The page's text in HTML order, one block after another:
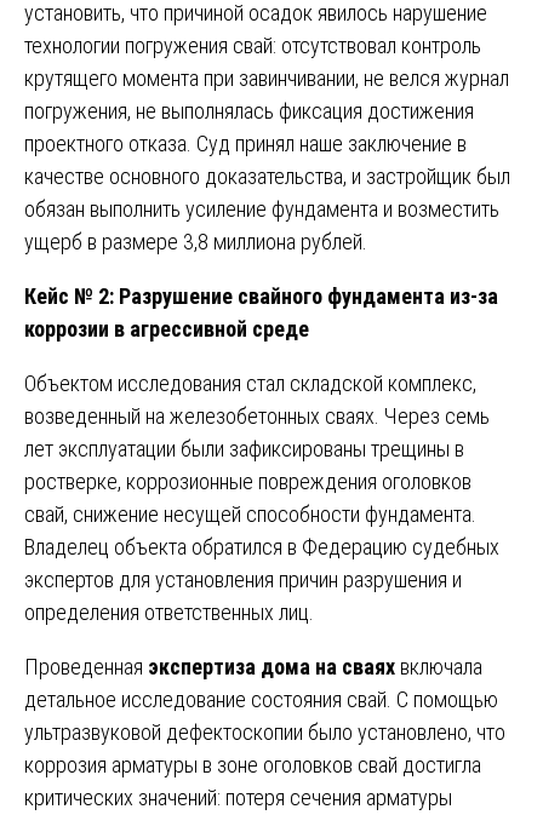
установить, что причиной осадок явилось нарушение
технологии погружения свай: отсутствовал контроль
крутящего момента при завинчивании, не велся журнал
погружения, не выполнялась фиксация достижения
проектного отказа. Суд принял наше заключение в
качестве основного доказательства, и застройщик был
обязан выполнить усиление фундамента и возместить
ущерб в размере 3,8 миллиона рублей.
Кейс № 2: Разрушение свайного фундамента из-за
коррозии в агрессивной среде
Объектом исследования стал складской комплекс,
возведенный на железобетонных сваях. Через семь
лет эксплуатации были зафиксированы трещины в
ростверке, коррозионные повреждения оголовков
свай, снижение несущей способности фундамента.
Владелец объекта обратился в Федерацию судебных
экспертов для установления причин разрушения и
определения ответственных лиц.
Проведенная экспертиза дома на сваях включала
детальное исследование состояния свай. С помощью
ультразвуковой дефектоскопии было установлено, что
коррозия арматуры в зоне оголовков свай достигла
критических значений: потеря сечения арматуры